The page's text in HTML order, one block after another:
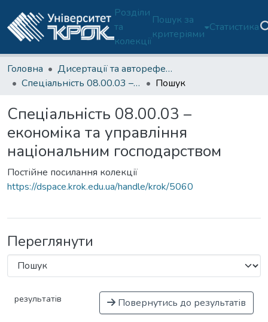
Розділи
та
колекції
Пошук за
критеріями
Статистика
Головна
Дисертації та автореферати дисертацій, захищених в Університеті до 2021 року
Спеціальність 08.00.03 – економіка та управління національним господарством
Пошук
Спеціальність 08.00.03 –
економіка та управління
національним господарством
Постійне посилання колекції
https://dspace.krok.edu.ua/handle/krok/5060
Переглянути
результатів Повернутись до результатів